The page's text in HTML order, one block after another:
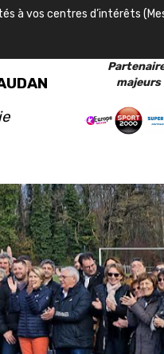
à vos centres d’intérêts
majeurs